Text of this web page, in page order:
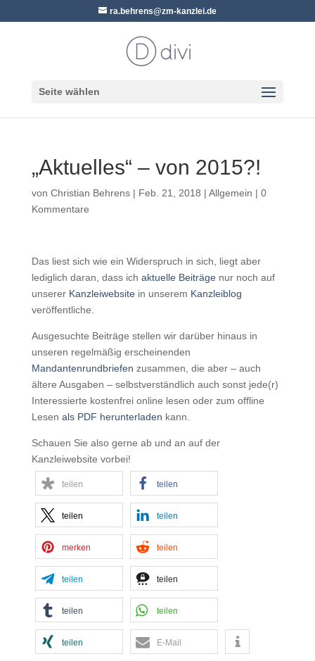
ra.behrens@zm-kanzlei.de
Seite wählen
„Aktuelles“ – von 2015?!
von Christian Behrens| Feb. 21, 2018 | Allgemein | 0
Kommentare
Das liest sich wie ein Widerspruch in sich, liegt aber
lediglich daran, dass ich aktuelle Beiträgenur noch auf
unserer Kanzleiwebsitein unserem Kanzleiblog
veröffentliche.
Ausgesuchte Beiträge stellen wir darüber hinaus in
unseren regelmäßig erscheinenden
Mandantenrundbriefen zusammen, die aber – auch
ältere Ausgaben – selbstverständlich auch sonst jede(r)
Interessierte kostenfrei online lesen oder zum offline
Lesen als PDF herunterladen kann.
Schauen Sie also gerne ab und an auf der
Kanzleiwebsite vorbei!
teilen teilen
teilen teilen
merken teilen
teilen teilen
teilen teilen
teilen E-Mail